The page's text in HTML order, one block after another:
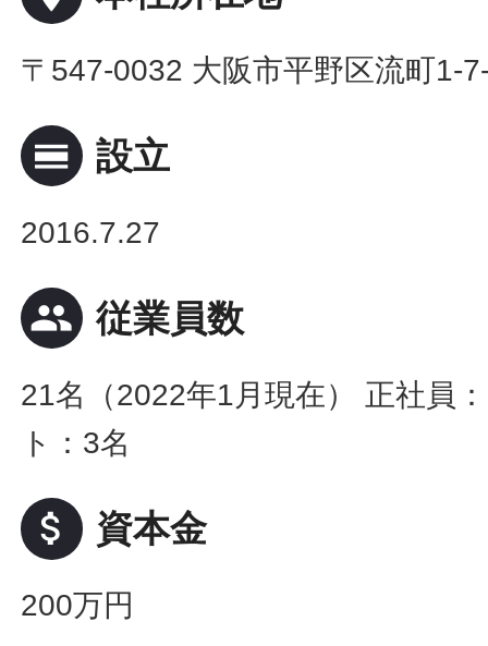
〒547-0032 大阪市平野区流町1-
calendar_view_day 設立
2016.7.27
people 従業員数
21名（2022年1月現在） 正社員
ト：3名
attach_money 資本金
200万円